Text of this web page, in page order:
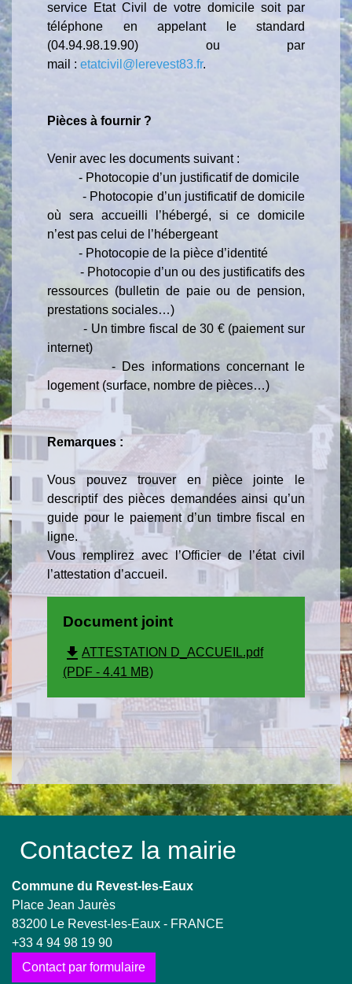
service Etat Civil de votre domicile soit par
téléphone en appelant le standard
(04.94.98.19.90) ou par
mail : etatcivil@lerevest83.fr.
Pièces à fournir ?
Venir avec les documents suivant :
- Photocopie d’un justificatif de domicile
- Photocopie d’un justificatif de domicile
où sera accueilli l’hébergé, si ce domicile
n’est pas celui de l’hébergeant
- Photocopie de la pièce d’identité
- Photocopie d’un ou des justificatifs des
ressources (bulletin de paie ou de pension,
prestations sociales…)
- Un timbre fiscal de 30 € (paiement sur
internet)
- Des informations concernant le
logement (surface, nombre de pièces…)
Remarques :
Vous pouvez trouver en pièce jointe le
descriptif des pièces demandées ainsi qu’un
guide pour le paiement d’un timbre fiscal en
ligne.
Vous remplirez avec l’Officier de l’état civil
l’attestation d’accueil.
Document joint
file_download ATTESTATION D_ACCUEIL.pdf
(PDF - 4.41 MB)
Contactez la mairie
Commune du Revest-les-Eaux
Place Jean Jaurès
83200 Le Revest-les-Eaux - FRANCE
+33 4 94 98 19 90
Contact par formulaire